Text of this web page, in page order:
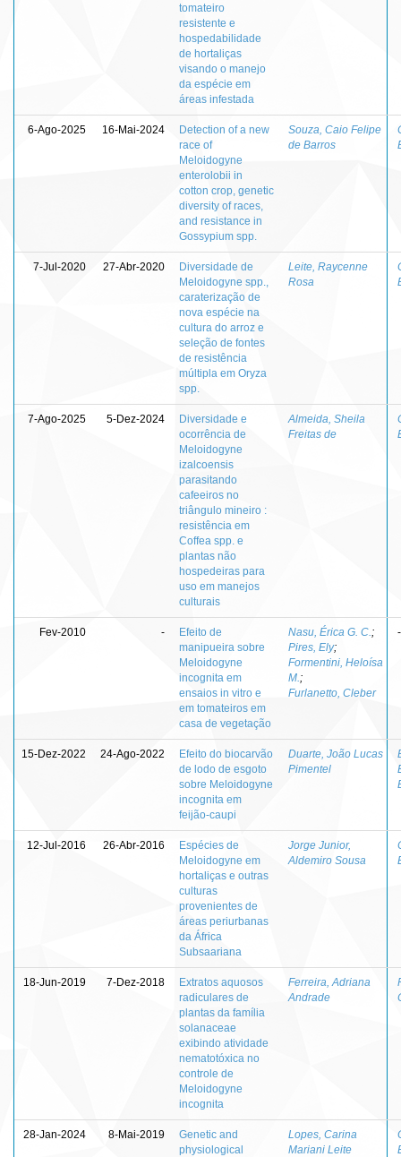
tomateiro
resistente e
hospedabilidade
de hortaliças
visando o manejo
da espécie em
áreas infestada
6-Ago-2025 16-Mai-2024
Detection of a new
race of
Meloidogyne
enterolobii in
cotton crop, genetic
diversity of races,
and resistance in
Gossypium spp.
Souza, Caio Felipe
de Barros
7-Jul-2020 27-Abr-2020
Diversidade de
Meloidogyne spp.,
caraterização de
nova espécie na
cultura do arroz e
seleção de fontes
de resistência
múltipla em Oryza
spp.
Leite, Raycenne
Rosa
7-Ago-2025 5-Dez-2024
Diversidade e
ocorrência de
Meloidogyne
izalcoensis
parasitando
cafeeiros no
triângulo mineiro :
resistência em
Coffea spp. e
plantas não
hospedeiras para
uso em manejos
culturais
Almeida, Sheila
Freitas de
Fev-2010 -
Efeito de
manipueira sobre
Meloidogyne
incognita em
ensaios in vitro e
em tomateiros em
casa de vegetação
Nasu, Érica G. C. ;
Pires, Ely;
Formentini, Heloísa
M. ;
Furlanetto, Cleber
-
15-Dez-2022 24-Ago-2022
Efeito do biocarvão
de lodo de esgoto
sobre Meloidogyne
incognita em
feijão-caupi
Duarte, João Lucas
Pimentel
12-Jul-2016 26-Abr-2016
Espécies de
Meloidogyne em
hortaliças e outras
culturas
provenientes de
áreas periurbanas
da África
Subsaariana
Jorge Junior,
Aldemiro Sousa
18-Jun-2019 7-Dez-2018
Extratos aquosos
radiculares de
plantas da família
solanaceae
exibindo atividade
nematotóxica no
controle de
Meloidogyne
incognita
Ferreira, Adriana
Andrade
28-Jan-2024 8-Mai-2019
Genetic and
physiological
Lopes, Carina
Mariani Leite